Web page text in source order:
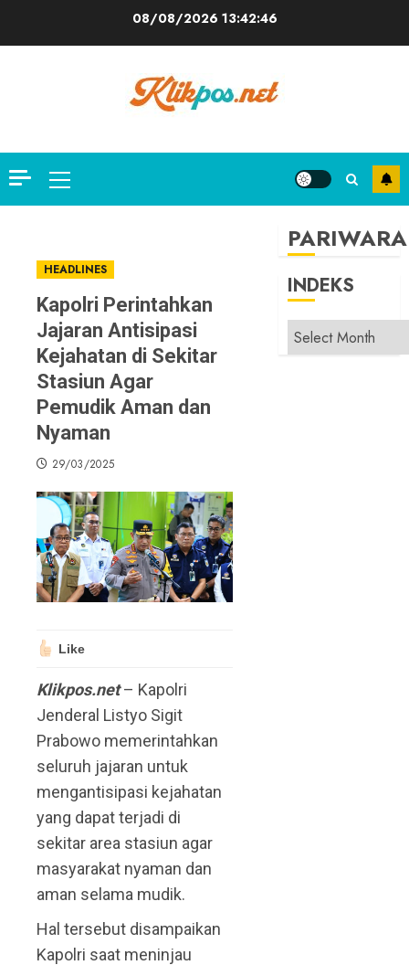
08/08/2026 13:42:46
Primary
Menu
HEADLINES
Kapolri Perintahkan
Jajaran Antisipasi
Kejahatan di Sekitar
Stasiun Agar
Pemudik Aman dan
Nyaman
29/03/2025
Like
Klikpos.net– Kapolri
Jenderal Listyo Sigit
Prabowo memerintahkan
seluruh jajaran untuk
mengantisipasi kejahatan
yang dapat terjadi di
sekitar area stasiun agar
masyarakat nyaman dan
aman selama mudik.
Hal tersebut disampaikan
Kapolri saat meninjau
PARIWARA
INDEKS
INDEKS